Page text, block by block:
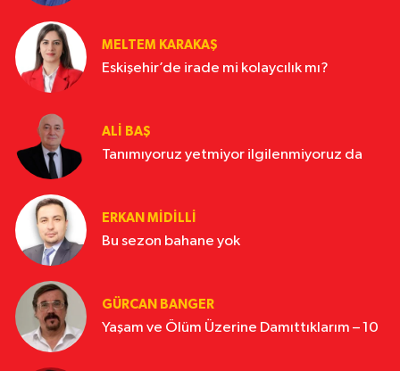
MELTEM KARAKAŞ
Eskişehir’de irade mi kolaycılık mı?
ALI BAŞ
Tanımıyoruz yetmiyor ilgilenmiyoruz da
ERKAN MIDILLI
Bu sezon bahane yok
GÜRCAN BANGER
Yaşam ve Ölüm Üzerine Damıttıklarım – 10